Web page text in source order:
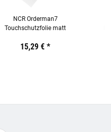
NCR Orderman7
Touchschutzfolie matt
19,44 € inkl. 19% USt.
15,29 € *